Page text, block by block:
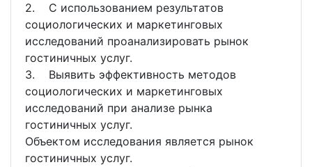
2. С использованием результатов
социологических и маркетинговых
исследований проанализировать рынок
гостиничных услуг.
3. Выявить эффективность методов
социологических и маркетинговых
исследований при анализе рынка
гостиничных услуг.
Объектом исследования является рынок
гостиничных услуг.